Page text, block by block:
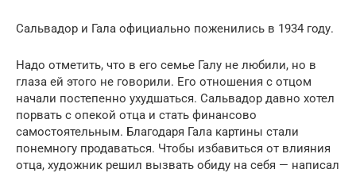
Сальвадор и Гала официально поженились в 1934 году.
Надо отметить, что в его семье Галу не любили, но в
глаза ей этого не говорили. Его отношения с отцом
начали постепенно ухудшаться. Сальвадор давно хотел
порвать с опекой отца и стать финансово
самостоятельным. Благодаря Гала картины стали
понемногу продаваться. Чтобы избавиться от влияния
отца, художник решил вызвать обиду на себя — написал